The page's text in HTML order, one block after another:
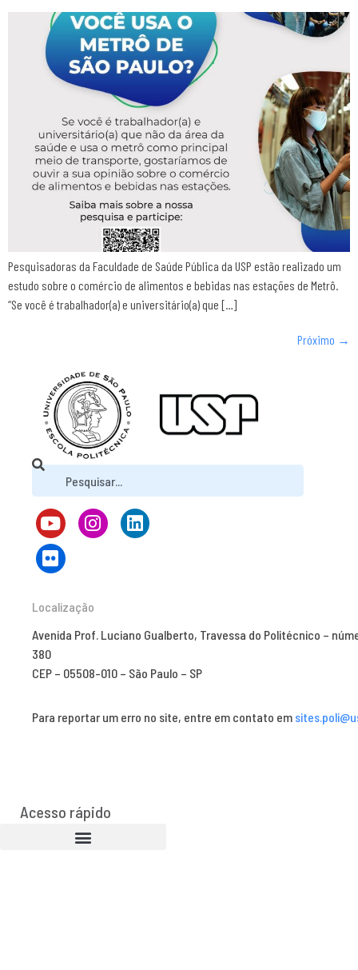
Pesquisadoras da Faculdade de Saúde Pública da USP estão realizado um
estudo sobre o comércio de alimentos e bebidas nas estações de Metrô.
“Se você é trabalhador(a) e universitário(a) que […]
Próximo →
Localização
Avenida Prof. Luciano Gualberto, Travessa do Politécnico –
380
CEP – 05508-010 – São Paulo – SP
Para reportar um erro no site, entre em contato em
Acesso rápido